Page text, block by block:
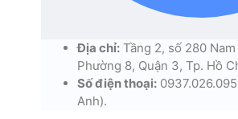
Địa chỉ: Tầng 2, số 280
Phường 8, Quận 3, Tp. Hồ
Số điện thoại:
Anh).